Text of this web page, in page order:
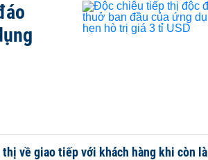
về giao tiếp với khách hàng khi còn là